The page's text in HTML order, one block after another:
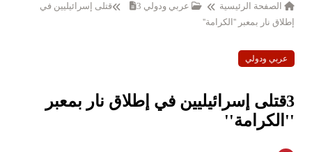
الصفحة الرئيسية عربي ودولي
3قتلى إسرائيليين في
إطلاق نار بمعبر ''الكرامة''
عربي ودولي
3قتلى إسرائيليين في إطلاق نار بمعبر
''الكرامة''